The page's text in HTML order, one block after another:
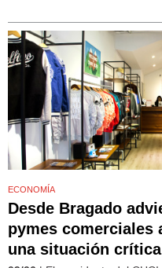
ECONOMÍA
Desde Bragado
pymes comerciales
una situación crítica